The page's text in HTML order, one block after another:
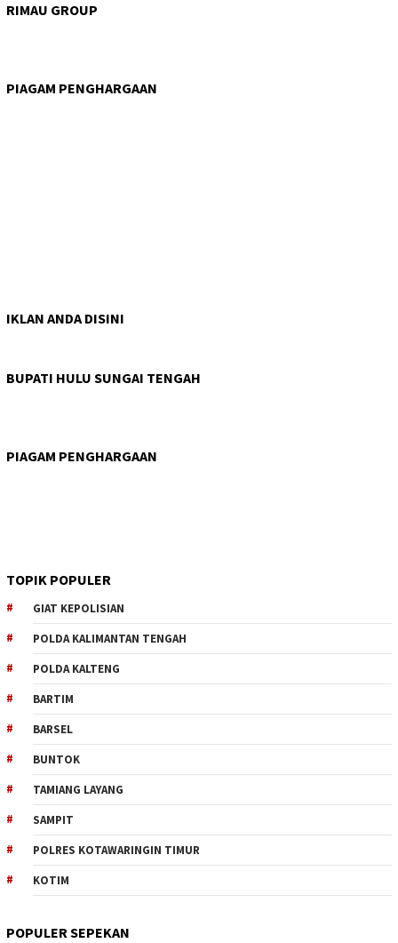
RIMAU GROUP
PIAGAM PENGHARGAAN
IKLAN ANDA DISINI
BUPATI HULU SUNGAI TENGAH
PIAGAM PENGHARGAAN
TOPIK POPULER
GIAT KEPOLISIAN
POLDA KALIMANTAN TENGAH
POLDA KALTENG
BARTIM
BARSEL
BUNTOK
TAMIANG LAYANG
SAMPIT
POLRES KOTAWARINGIN TIMUR
KOTIM
POPULER SEPEKAN